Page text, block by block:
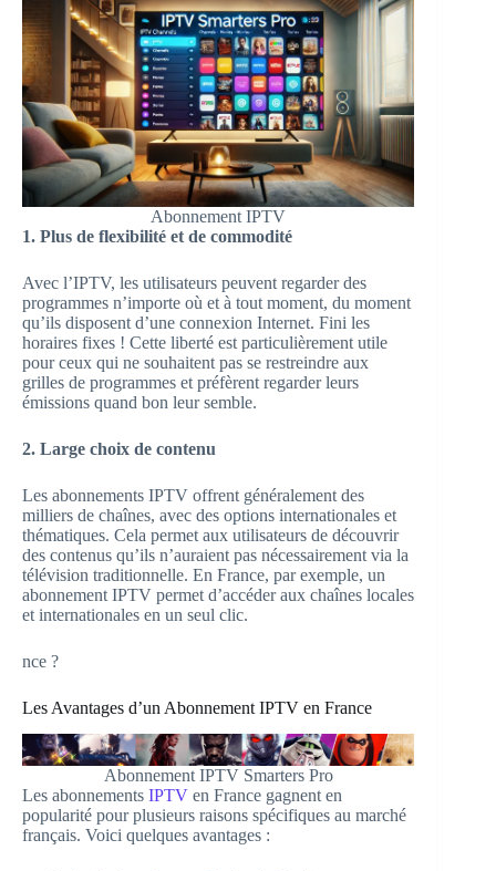
Abonnement IPTV
1. Plus de flexibilité et de commodité
Avec l’IPTV, les utilisateurs peuvent regarder des
programmes n’importe où et à tout moment, du moment
qu’ils disposent d’une connexion Internet. Fini les
horaires fixes ! Cette liberté est particulièrement utile
pour ceux qui ne souhaitent pas se restreindre aux
grilles de programmes et préfèrent regarder leurs
émissions quand bon leur semble.
2. Large choix de contenu
Les abonnements IPTV offrent généralement des
milliers de chaînes, avec des options internationales et
thématiques. Cela permet aux utilisateurs de découvrir
des contenus qu’ils n’auraient pas nécessairement via la
télévision traditionnelle. En France, par exemple, un
abonnement IPTV permet d’accéder aux chaînes locales
et internationales en un seul clic.
nce ?
Les Avantages d’un Abonnement IPTV en France
Abonnement IPTV Smarters Pro
Les abonnements IPTV en France gagnent en
popularité pour plusieurs raisons spécifiques au marché
français. Voici quelques avantages :